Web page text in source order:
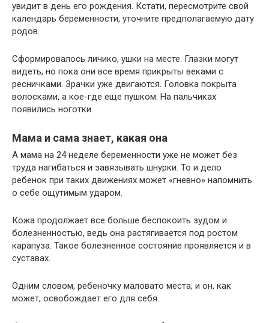
увидит в день его рождения. Кстати, пересмотрите свой
календарь беременности, уточните предполагаемую дату
родов.
Сформировалось личико, ушки на месте. Глазки могут
видеть, но пока они все время прикрыты веками с
ресничками. Зрачки уже двигаются. Головка покрыта
волосками, а кое-где еще пушком. На пальчиках
появились ноготки.
Мама и сама знает, какая она
А мама на 24 неделе беременности уже не может без
труда нагибаться и завязывать шнурки. То и дело
ребенок при таких движениях может «гневно» напомнить
о себе ощутимым ударом.
Кожа продолжает все больше беспокоить зудом и
болезненностью, ведь она растягивается под ростом
карапуза. Такое болезненное состояние проявляется и в
суставах.
Одним словом, ребеночку маловато места, и он, как
может, освобождает его для себя.